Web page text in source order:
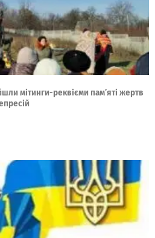
мітинги-реквієми пам’яті жертв